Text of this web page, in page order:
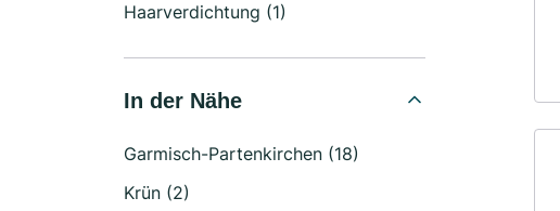
Haarverdichtung (1)
In der Nähe
Garmisch-Partenkirchen (18)
Krün (2)